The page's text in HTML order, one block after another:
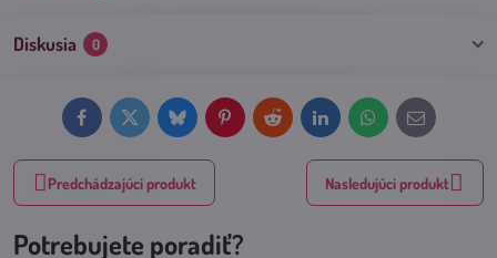
Diskusia 0
FacebookTwitter BlueskyPinterestReddit LinkedInWhatsApp
E-
mail
Predchádzajúci produkt Nasledujúci produkt
Potrebujete poradiť?